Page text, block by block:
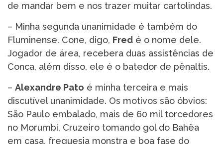
de mandar bem e nos trazer muitar cartolindas.
– Minha segunda unanimidade é também do
Fluminense. Cone, digo, Fred é o nome dele.
Jogador de área, recebera duas assistências de
Conca, além disso, ele é o batedor de pênaltis.
– Alexandre Pato é minha terceira e mais
discutível unanimidade. Os motivos são óbvios:
São Paulo embalado, mais de 60 mil torcedores
no Morumbi, Cruzeiro tomando gol do Bahêa
em casa, freguesia monstra e boa fase do